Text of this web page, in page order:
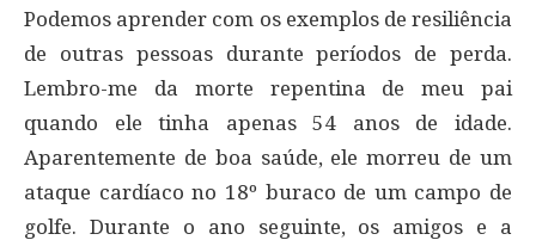
Podemos aprender com os exemplos de resiliência
de outras pessoas durante períodos de perda.
Lembro-me da morte repentina de meu pai
quando ele tinha apenas 54 anos de idade.
Aparentemente de boa saúde, ele morreu de um
ataque cardíaco no 18º buraco de um campo de
golfe. Durante o ano seguinte, os amigos e a